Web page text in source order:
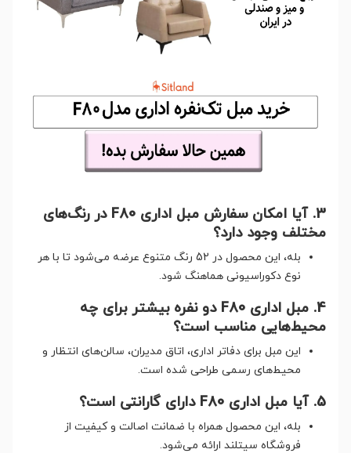
3. آیا امکان سفارش مبل اداری F80 در رنگ‌های
مختلف وجود دارد؟
بله، این محصول در 52 رنگ متنوع عرضه می‌شود تا با هر
نوع دکوراسیونی هماهنگ شود.
4. مبل اداری F80 دو نفره بیشتر برای چه
محیط‌هایی مناسب است؟
این مبل برای دفاتر اداری، اتاق مدیران، سالن‌های انتظار و
محیط‌های رسمی طراحی شده است.
5. آیا مبل اداری F80 دارای گارانتی است؟
بله، این محصول همراه با ضمانت اصالت و کیفیت از
فروشگاه سیتلند ارائه می‌شود.